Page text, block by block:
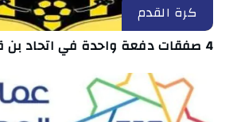
كرة القدم
4 صفقات دفعة واحدة في اتحاد بن قردان